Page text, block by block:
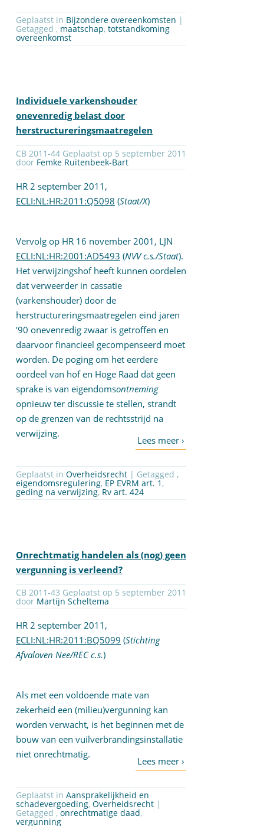
Geplaatst in Bijzondere overeenkomsten
Getagged , maatschap, totstandkoming
overeenkomst
Individuele varkenshouder
onevenredig belast door
herstructureringsmaatregelen
CB 2011-44 Geplaatst op 5 september 2011
door Femke Ruitenbeek-Bart
HR 2 september 2011,
ECLI:NL:HR:2011:Q5098 (Staat/X)
Vervolg op HR 16 november 2001, LJN
ECLI:NL:HR:2001:AD5493 (NVV c.s./Staat).
Het verwijzingshof heeft kunnen oordelen
dat verweerder in cassatie
(varkenshouder) door de
herstructureringsmaatregelen eind jaren
’90 onevenredig zwaar is getroffen en
daarvoor financieel gecompenseerd moet
worden. De poging om het eerdere
oordeel van hof en Hoge Raad dat geen
sprake is van eigendomsontneming
opnieuw ter discussie te stellen, strandt
op de grenzen van de rechtsstrijd na
verwijzing.
Geplaatst in Overheidsrecht | Getagged ,
eigendomsregulering, EP EVRM art. 1,
geding na verwijzing, Rv art. 424
Onrechtmatig handelen als (nog) geen
vergunning is verleend?
CB 2011-43 Geplaatst op 5 september 2011
door Martijn Scheltema
HR 2 september 2011,
ECLI:NL:HR:2011:BQ5099 (Stichting
Afvaloven Nee/REC c.s.)
Als met een voldoende mate van
zekerheid een (milieu)vergunning kan
worden verwacht, is het beginnen met de
bouw van een vuilverbrandingsinstallatie
niet onrechtmatig.
Geplaatst in Aansprakelijkheid en
schadevergoeding, Overheidsrecht
Getagged , onrechtmatige daad,
vergunning